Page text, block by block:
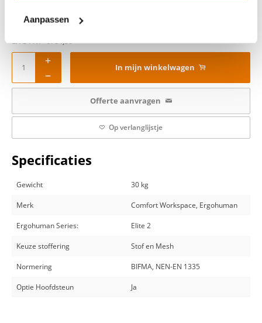
Aanpassen
INCL BTW: € 949,00
In mijn winkelwagen
Offerte aanvragen
Op verlanglijstje
Specificaties
Gewicht 30 kg
Merk Comfort Workspace, Ergohuman
Ergohuman Series: Elite 2
Keuze stoffering Stof en Mesh
Normering BIFMA, NEN-EN 1335
Optie Hoofdsteun Ja